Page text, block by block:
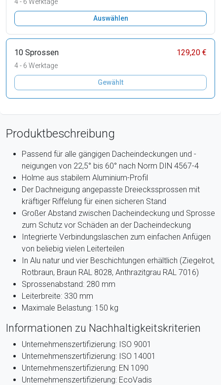
Auswählen
10 Sprossen 129,20 €
4 - 6 Werktage
Gewählt
Produktbeschreibung
Passend für alle gängigen Dacheindeckungen und -
neigungen von 22,5° bis 60° nach Norm DIN 4567-4
Holme aus stabilem Aluminium-Profil
Der Dachneigung angepasste Dreieckssprossen mit
kräftiger Riffelung für einen sicheren Stand
Großer Abstand zwischen Dacheindeckung und Sprosse
zum Schutz vor Schäden an der Dacheindeckung
Integrierte Verbindungslaschen zum einfachen Anfügen
von beliebig vielen Leiterteilen
In Alu natur und vier Beschichtungen erhältlich (Ziegelrot,
Rotbraun, Braun RAL 8028, Anthrazitgrau RAL 7016)
Sprossenabstand: 280 mm
Leiterbreite: 330 mm
Maximale Belastung: 150 kg
Informationen zu Nachhaltigkeitskriterien
Unternehmenszertifizierung: ISO 9001
Unternehmenszertifizierung: ISO 14001
Unternehmenszertifizierung: EN 1090
Unternehmenszertifizierung: EcoVadis